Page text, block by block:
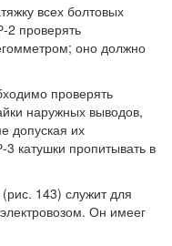
всех болтовых
проверять
оно должно
проверять
наружных выводов,
допуская их
катушки пропитывать в
143) служит для
Он имеег